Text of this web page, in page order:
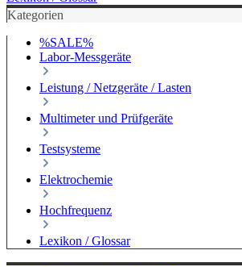
Kategorien
%SALE%
Labor-Messgeräte
Leistung / Netzgeräte / Lasten
Multimeter und Prüfgeräte
Testsysteme
Elektrochemie
Hochfrequenz
Lexikon / Glossar